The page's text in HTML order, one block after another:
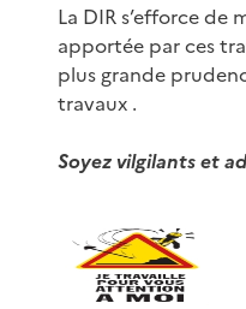
La DIR s’efforce de
apportée par ces
plus grande
travaux .
Soyez vilgilants et